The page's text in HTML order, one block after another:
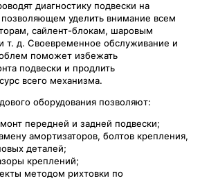
диагностику подвески на
уделить внимание всем
сайлент-блокам, шаровым
т. д. Своевременное обслуживание и
поможет избежать
подвески и продлить
всего механизма.
оборудования позволяют:
передней и задней подвески;
амортизаторов, болтов крепления,
деталей;
креплений;
методом рихтовки по